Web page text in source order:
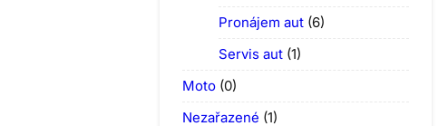
Pronájem aut (6)
Servis aut (1)
Moto (0)
Nezařazené (1)